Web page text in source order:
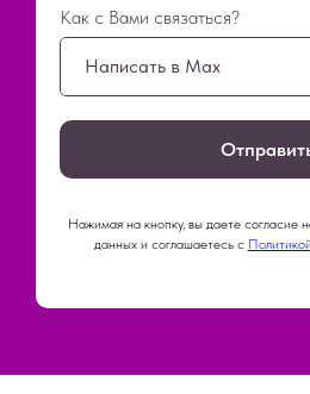
Как с Вами связаться?
Нажимая на кнопку, вы даете согласие
данных и соглашаетесь c